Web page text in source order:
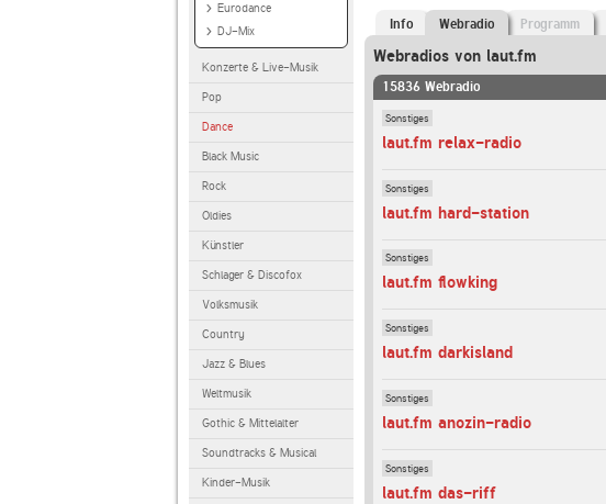
Eurodance
DJ-Mix
Konzerte & Live-Musik
Pop
Dance
Black Music
Rock
Oldies
Künstler
Schlager & Discofox
Volksmusik
Country
Jazz & Blues
Weltmusik
Gothic & Mittelalter
Soundtracks & Musical
Kinder-Musik
Info Webradio Programm
Webradios von laut.fm
15836 Webradio
Sonstiges
laut.fm relax-radio
Sonstiges
laut.fm hard-station
Sonstiges
laut.fm flowking
Sonstiges
laut.fm darkisland
Sonstiges
laut.fm anozin-radio
Sonstiges
laut.fm das-riff